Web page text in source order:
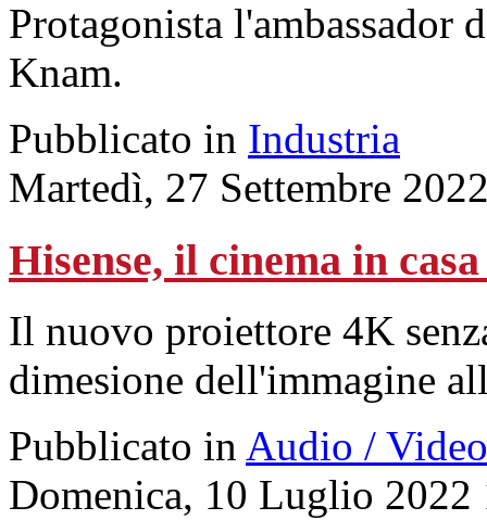
Protagonista l'ambassador
Knam.
Pubblicato in Industria
Martedì, 27 Settembre
Hisense, il cinema in
Il nuovo proiettore 4K
dimesione dell'immagine
Pubblicato in Audio / Video
Domenica, 10 Luglio 2022